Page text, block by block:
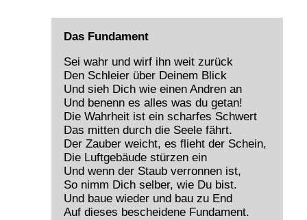
Das Fundament
Sei wahr und wirf ihn weit zurück
Den Schleier über Deinem Blick
Und sieh Dich wie einen Andren an
Und benenn es alles was du getan!
Die Wahrheit ist ein scharfes Schwert
Das mitten durch die Seele fährt.
Der Zauber weicht, es flieht der Schein,
Die Luftgebäude stürzen ein
Und wenn der Staub verronnen ist,
So nimm Dich selber, wie Du bist.
Und baue wieder und bau zu End
Auf dieses bescheidene Fundament.